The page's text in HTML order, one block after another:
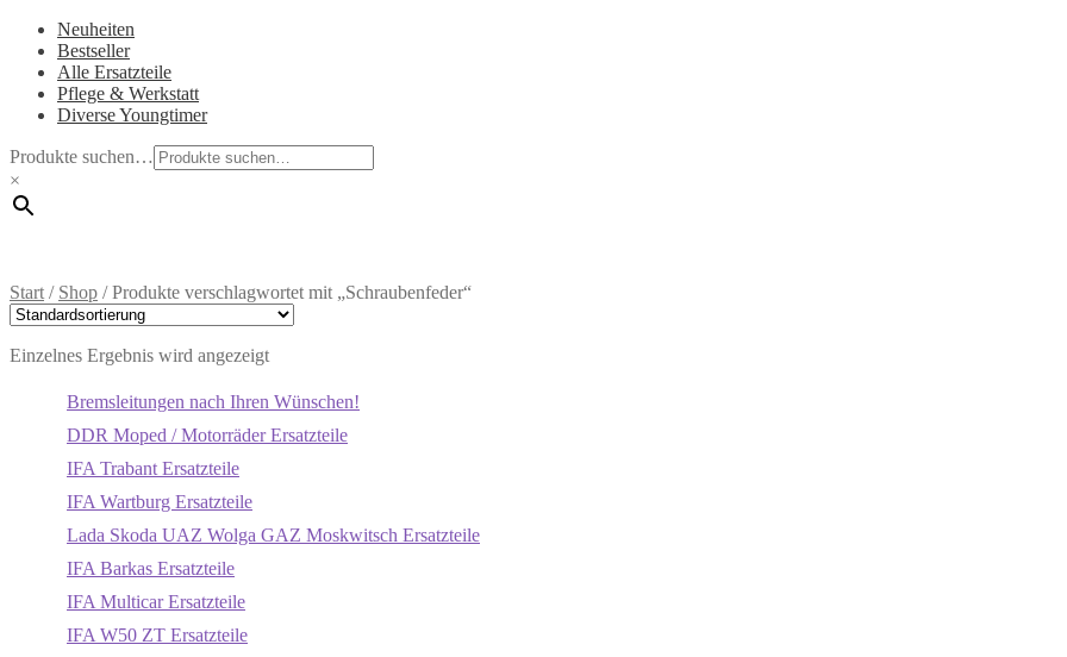
Neuheiten
Bestseller
Alle Ersatzteile
Pflege & Werkstatt
Diverse Youngtimer
Produkte suchen…
×
Start / Shop /Produkte verschlagwortet mit „Schraubenfeder“
Einzelnes Ergebnis wird angezeigt
Bremsleitungen nach Ihren Wünschen!
DDR Moped / Motorräder Ersatzteile
IFA Trabant Ersatzteile
IFA Wartburg Ersatzteile
Lada Skoda UAZ Wolga GAZ Moskwitsch Ersatzteile
IFA Barkas Ersatzteile
IFA Multicar Ersatzteile
IFA W50 ZT Ersatzteile